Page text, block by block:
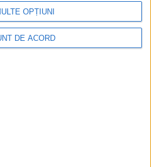
OPȚIUNI
DE ACORD